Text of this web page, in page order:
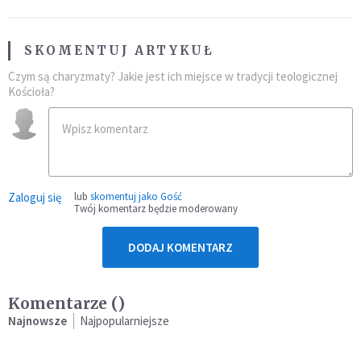
SKOMENTUJ ARTYKUŁ
Czym są charyzmaty? Jakie jest ich miejsce w tradycji teologicznej
Kościoła?
Zaloguj się lub skomentuj jako Gość
Twój komentarz będzie moderowany
DODAJ KOMENTARZ
Komentarze ()
Najnowsze Najpopularniejsze